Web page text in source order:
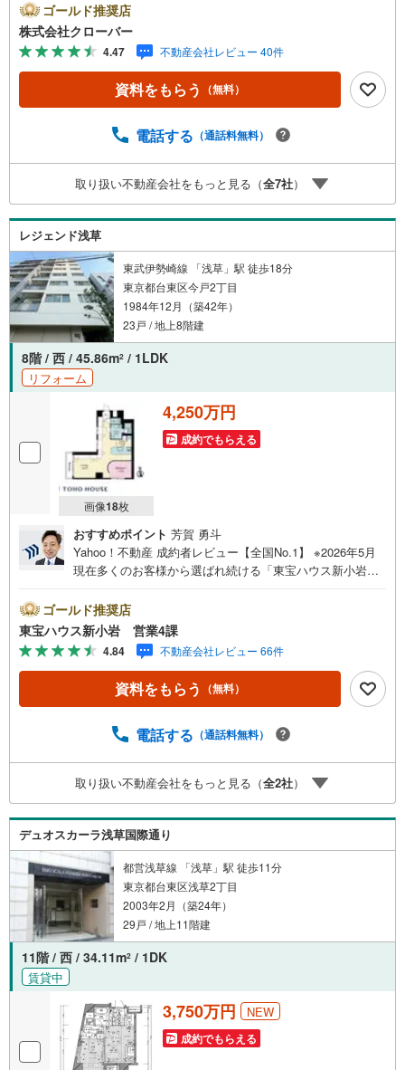
駅徒歩6分。銀座線「田原町」駅徒歩6分と通勤・通学しや
すく、利便性の良い立地です。周辺には買い物施設や飲食
店が多く点在。人気観光スポットの雷門までも徒歩10分と
賑わいのある街並みです。1992年8月築RC造の7階建て。総
戸数17戸の新耐震マンション。オートロックあり。お部屋
は7階最上階角部屋、新規リノベーション済み。■今すぐ見
何でもご相談下さい。■随時！内覧可能です！■平日・土
所にお車でお迎えに上がります。■不動産購入のご相談も随
時開催中！■ ○住宅ローンのご相談 ○買換えのご相談 ○
ご自宅査定のご相談 ○弊社買取も行っております！
ゴールド推奨店
株式会社クローバー
4.47 不動産会社レビュー 40件
資料をもらう （無料）
電話する （通話料無料）
取り扱い不動産会社をもっと見る（全7社）
レジェンド浅草
東武伊勢崎線 「浅草」駅 徒歩18分
東京都台東区今戸2丁目
1984年12月（築42年）
23戸 / 地上8階建
8階 / 西 / 45.86m2 / 1LDK
リフォーム
画像18枚
4,250万円
成約でもらえる
おすすめポイント 芳賀 勇斗
Yahoo！不動産 成約者レビュー【全国No.1】 ※2026年5月
現在多くのお客様から選ばれ続ける「東宝ハウス新小岩」
見学OK■営業時間内（9:00～20:00）はお電話でのご連絡が
スムーズです。ご自宅への送迎・最寄駅でのお待ち合わせ
等、お気軽にご相談ください。 選ばれる3つの「圧倒的メ
リット」 （1）【業界最低水準の提携住宅ローン】「他社
で断られた」「借入がある」方も独自審査で多数承認！優
遇金利と各種手数料0円でお得に。（2）【未来カレンダー
ュレーション。「月々いくらなら安心か」をプロが明確に
はありません。専属FPがお引渡し後も一生涯お守りしま
す。 Yahoo！不動産キャンペーン対象店舗 当店でのご成約
でPayPayボーナスがもらえるキャンペーン対象です！※必
ずYahoo！ JAPAN IDでログインの上お問い合わせくださ
い。
ゴールド推奨店
東宝ハウス新小岩 営業4課
4.84 不動産会社レビュー 66件
資料をもらう （無料）
電話する （通話料無料）
取り扱い不動産会社をもっと見る（全2社）
デュオスカーラ浅草国際通り
都営浅草線 「浅草」駅 徒歩11分
東京都台東区浅草2丁目
2003年2月（築24年）
29戸 / 地上11階建
11階 / 西 / 34.11m2 / 1DK
賃貸中
3,750万円 NEW
成約でもらえる